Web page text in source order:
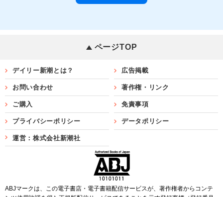
ページTOP
デイリー新潮とは？ 広告掲載
お問い合わせ 著作権・リンク
ご購入 免責事項
プライバシーポリシー データポリシー
運営：株式会社新潮社
ABJマークは、この電子書店・電子書籍配信サービスが、著作権者からコンテ